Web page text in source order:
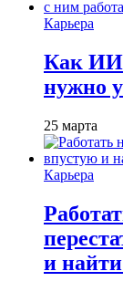
Карьера
Как ИИ
нужно
25 марта
Карьера
и